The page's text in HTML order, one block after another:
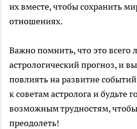
их вместе, чтобы сохранить
отношениях.
Важно помнить, что это всего
астрологический прогноз, и
повлиять на развитие
к советам астролога и будьте
возможным трудностям,
преодолеть!